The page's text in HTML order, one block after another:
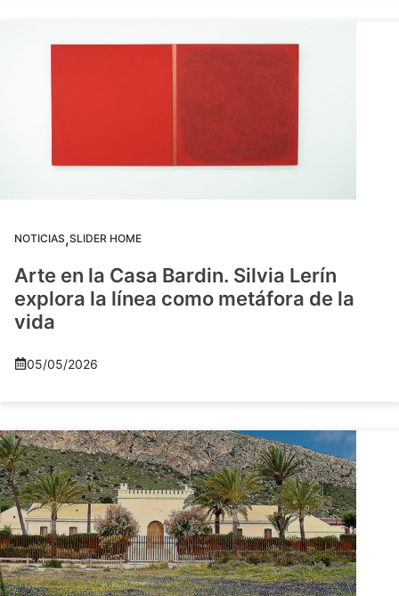
NOTICIAS,SLIDER HOME
Arte en la Casa Bardin. Silvia Lerín
explora la línea como metáfora de la
vida
05/05/2026